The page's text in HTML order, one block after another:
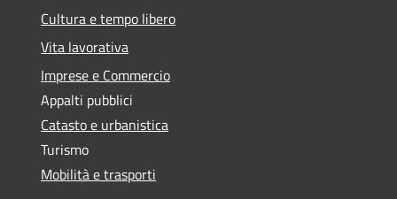
Cultura e tempo libero
Vita lavorativa
Imprese e Commercio
Appalti pubblici
Catasto e urbanistica
Turismo
Mobilità e trasporti